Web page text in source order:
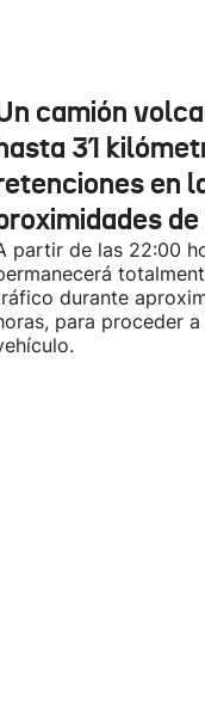
camión
31
en
partir de las 22:00
durante
para proceder